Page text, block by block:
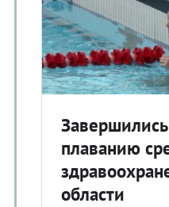
плаванию
области